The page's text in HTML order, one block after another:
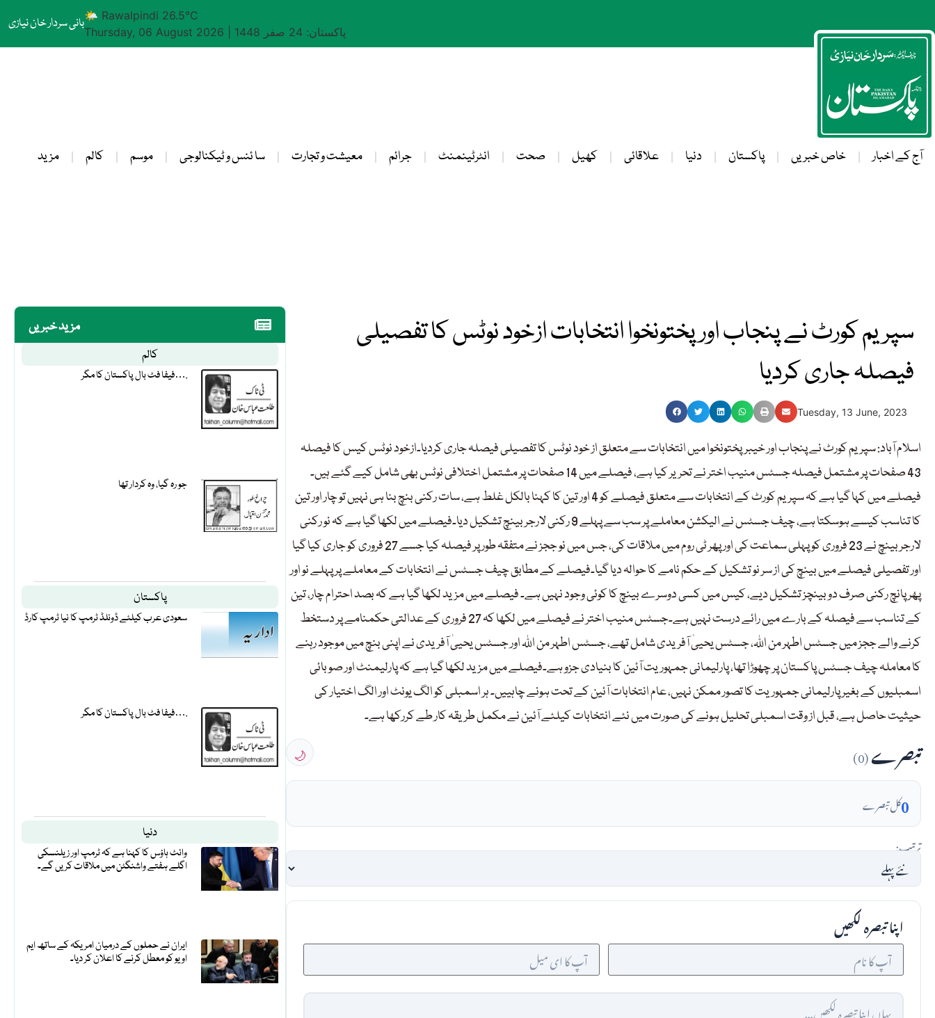
بانی سردار خان نیازی🌤 Rawalpindi 26.5°C
Thursday, 06 August 2026
پاکستان: 24 صفر 1448
آج کے اخبار خاص خبریں پاکستان دنیا علاقائی کھیل صحت انٹرٹینمنٹ جرائم معیشت و تجارت سا ئنس و ٹیکنالوجی موسم کالم مزید
مزید خبریں
کالم
فیفا فٹ بال پاکستان کا مگر….
جو رہ گیا، وہ کردار تھا
پاکستان
سعودی عرب کیلئے ڈونلڈ ٹرمپ کا نیا ٹرمپ کارڈ
فیفا فٹ بال پاکستان کا مگر….
دنیا
وائٹ ہاؤس کا کہنا ہے کہ ٹرمپ اور زیلنسکی
اگلے ہفتے واشنگٹن میں ملاقات کریں گے۔
ایران نے حملوں کے درمیان امریکہ کے ساتھ ایم
او یو کو معطل کرنے کا اعلان کر دیا۔
سپریم کورٹ نے پنجاب اور پختونخوا انتخابات ازخود نوٹس کا تفصیلی
فیصلہ جاری کردیا
Tuesday, 13 June, 2023
اسلام آباد: سپریم کورٹ نے پنجاب اور خیبرپختونخوا میں انتخابات سے متعلق از خود نوٹس کا تفصیلی فیصلہ جاری کردیا۔ازخود نوٹس کیس کا فیصلہ
43 صفحات پر مشتمل فیصلہ جسٹس منیب اختر نے تحریر کیا ہے، فیصلے میں 14 صفحات پر مشتمل اختلافی نوٹس بھی شامل کیے گئے ہیں۔
فیصلے میں کہا گیا ہے کہ سپریم کورٹ کے انتخابات سے متعلق فیصلے کو 4 اور تین کا کہنا بالکل غلط ہے، سات رکنی بنچ بنا ہی نہیں تو چار اور تین
کا تناسب کیسے ہوسکتا ہے، چیف جسٹس نے الیکشن معاملے پر سب سے پہلے 9 رکنی لارجر بینچ تشکیل دیا۔فیصلے میں لکھا گیا ہے کہ نو رکنی
لارجر بینچ نے 23 فروری کو پہلی سماعت کی اور پھر ٹی روم میں ملاقات کی، جس میں نو ججز نے متفقہ طور پر فیصلہ کیا جسے 27 فروری کو جاری کیا گیا
اور تفصیلی فیصلے میں بینچ کی از سر نو تشکیل کے حکم نامے کا حوالہ دیا گیا۔فیصلے کے مطابق چیف جسٹس نے انتخابات کے معاملے پر پہلے نو اور
پھر پانچ رکنی صرف دو بینچز تشکیل دیے، کیس میں کسی دوسرے بینچ کا کوئی وجود نہیں ہے۔ فیصلے میں مزید لکھا گیا ہے کہ بصد احترام چار، تین
کے تناسب سے فیصلہ کے بارے میں رائے درست نہیں ہے۔جسٹس منیب اختر نے فیصلے میں لکھا کہ 27 فروری کے عدالتی حکمنامے پر دستخط
کرنے والے ججز میں جسٹس اطہر من اللہ، جسٹس یحییٰ آفریدی شامل تھے، جسٹس اطہر من اللہ اور جسٹس یحییٰ آفریدی نے اپنی بنچ میں موجود رہنے
کا معاملہ چیف جسٹس پاکستان پر چھوڑا تھا، پارلیمانی جمہوریت آئین کا بنیادی جزو ہے۔فیصلے میں مزید لکھا گیا ہے کہ پارلیمنٹ اور صوبائی
اسمبلیوں کے بغیر پارلیمانی جمہوریت کا تصور ممکن نہیں، عام انتخابات آئین کے تحت ہونے چاہییں۔ ہر اسمبلی کو الگ یونٹ اور الگ اختیار کی
حیثیت حاصل ہے، قبل از وقت اسمبلی تحلیل ہونے کی صورت میں نئے انتخابات کیلئے آئین نے مکمل طریقہ کار طے کررکھا ہے۔
تبصرے(0)
🌙
0کل تبصرے
ترتیب:
اپنا تبصرہ لکھیں